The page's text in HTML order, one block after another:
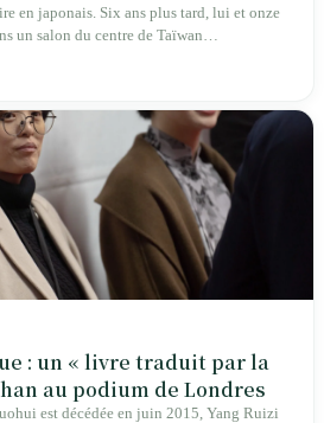
en japonais. Six ans plus tard, lui et onze
un salon du centre de Taïwan
de mutisme générationnel en une
du collège.
: un « livre traduit par la
au podium de Londres
est décédée en juin 2015, Yang Ruizi